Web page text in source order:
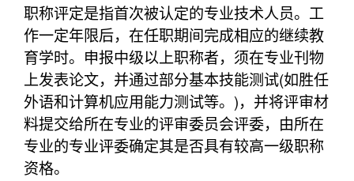
职称评定是指首次被认定的专业技术人员。工
作一定年限后，在任职期间完成相应的继续教
育学时。申报中级以上职称者，须在专业刊物
上发表论文，并通过部分基本技能测试(如胜任
外语和计算机应用能力测试等。)，并将评审材
料提交给所在专业的评审委员会评委，由所在
专业的专业评委确定其是否具有较高一级职称
资格。